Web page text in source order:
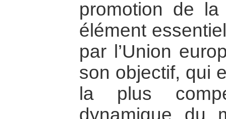
promotion de
élément
par l’Union
son objectif, qui
la plus
dynamique du